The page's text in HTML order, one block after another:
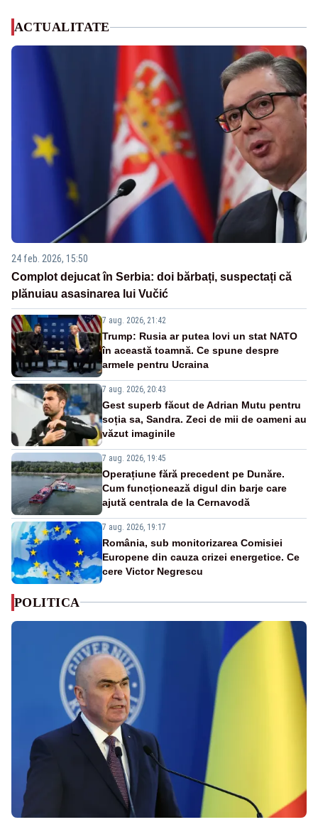
ACTUALITATE
24 feb. 2026, 15:50
Complot dejucat în Serbia: doi bărbați, suspectați că
plănuiau asasinarea lui Vučić
7 aug. 2026, 21:42
Trump: Rusia ar putea lovi un stat NATO
în această toamnă. Ce spune despre
armele pentru Ucraina
7 aug. 2026, 20:43
Gest superb făcut de Adrian Mutu pentru
soția sa, Sandra. Zeci de mii de oameni au
văzut imaginile
7 aug. 2026, 19:45
Operațiune fără precedent pe Dunăre.
Cum funcționează digul din barje care
ajută centrala de la Cernavodă
7 aug. 2026, 19:17
România, sub monitorizarea Comisiei
Europene din cauza crizei energetice. Ce
cere Victor Negrescu
POLITICA